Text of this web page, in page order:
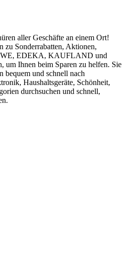
aller Geschäfte an einem Ort!
zu Sonderrabatten, Aktionen,
EDEKA, KAUFLAND und
um Ihnen beim Sparen zu helfen. Sie
bequem und schnell nach
Haushaltsgeräte, Schönheit,
durchsuchen und schnell,